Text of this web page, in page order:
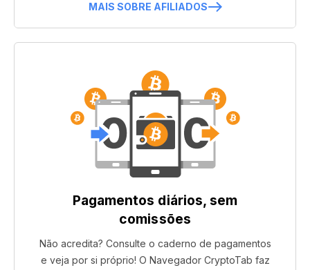
MAIS SOBRE AFILIADOS
Pagamentos diários, sem
comissões
Não acredita? Consulte o caderno de pagamentos
e veja por si próprio! O Navegador CryptoTab faz